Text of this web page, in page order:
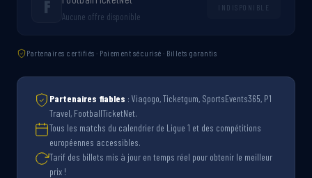
F Aucune offre disponible
INDISPONIBLE
Partenaires certifiés · Paiement sécurisé · Billets garantis
Partenaires fiables : Viagogo, Ticketgum, SportsEvents365, P1
Travel, FootballTicketNet.
Tous les matchs du calendrier de Ligue 1 et des compétitions
européennes accessibles.
Tarif des billets mis à jour en temps réel pour obtenir le meilleur
prix !